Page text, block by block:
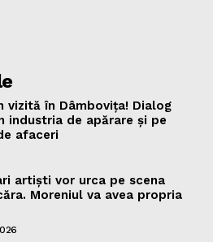
vizită în Dâmbovița! Dialog
industria de apărare și pe
afaceri
artiști vor urca pe scena
Moreniul va avea propria